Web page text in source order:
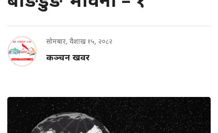
सोमबार, वैशाख १५, २०८२
कञ्चन खवर